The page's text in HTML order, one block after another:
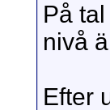
På
nivå
Efter